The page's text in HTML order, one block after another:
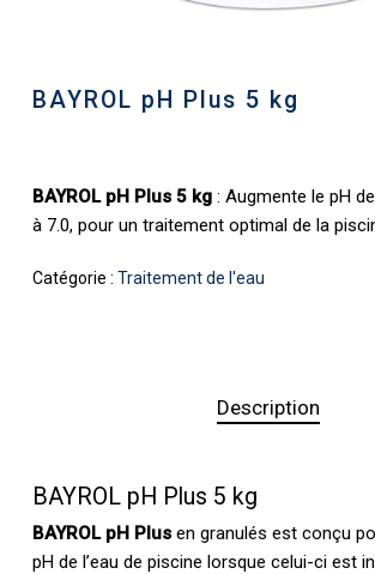
BAYROL pH Plus 5 kg
BAYROL pH Plus 5 kg: Augmente le pH
à 7.0, pour un traitement optimal de la
Catégorie : Traitement de l'eau
Description
BAYROL pH Plus 5 kg
BAYROL pH Plusen granulés est conçu
pH de l’eau de piscine lorsque celui-ci est